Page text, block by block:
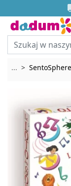
... Rozwiń